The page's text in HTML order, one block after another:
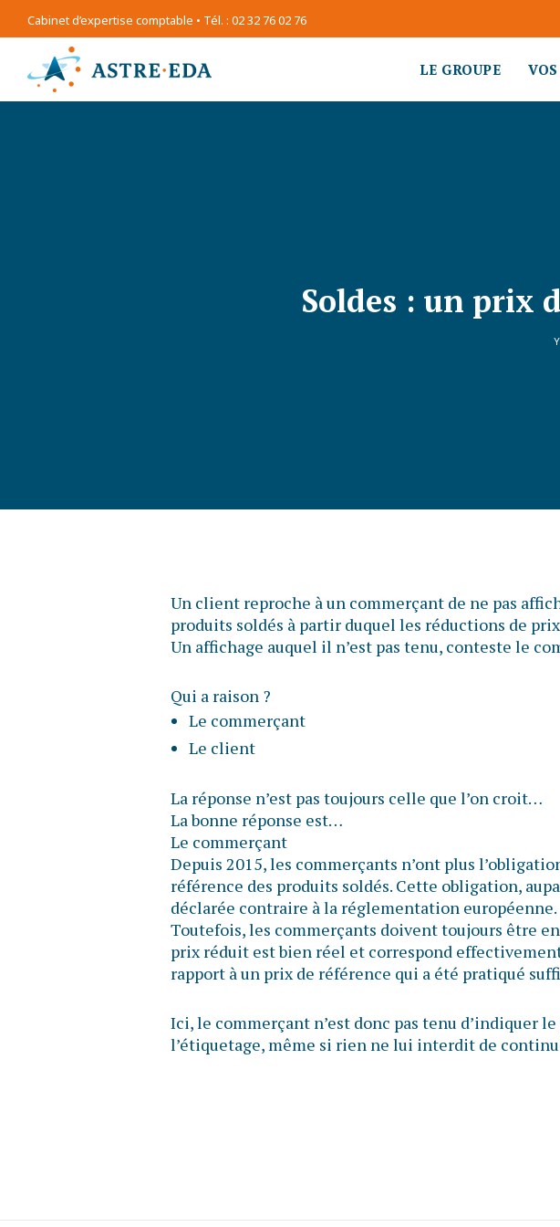
Cabinet d’expertise comptable • Tél. : 02 32 76 02 76
LE GROUPE
Soldes : un prix
Un client reproche à un commerçant de ne pas
produits soldés à partir duquel les réductions de
Un affichage auquel il n’est pas tenu, conteste le
Qui a raison ?
Le commerçant
Le client
La réponse n’est pas toujours celle que l’on croit…
La bonne réponse est…
Le commerçant
Depuis 2015, les commerçants n’ont plus
référence des produits soldés. Cette obligation,
déclarée contraire à la réglementation européenne.
Toutefois, les commerçants doivent toujours être
prix réduit est bien réel et correspond
rapport à un prix de référence qui a été pratiqué
Ici, le commerçant n’est donc pas tenu d’indiquer
l’étiquetage, même si rien ne lui interdit de